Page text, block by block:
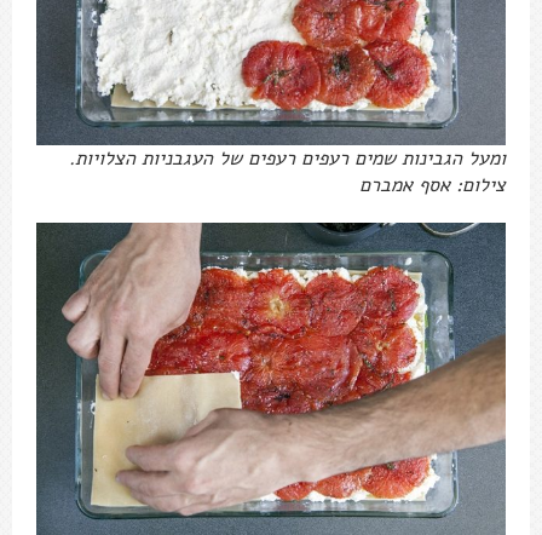
ומעל הגבינות שמים רעפים רעפים של העגבניות הצלויות.
צילום: אסף אמברם